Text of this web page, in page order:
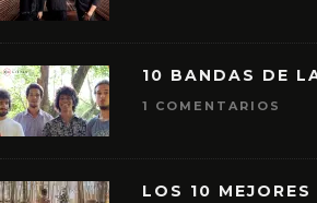
10 BANDAS DE
1 COMENTARIOS
LOS 10